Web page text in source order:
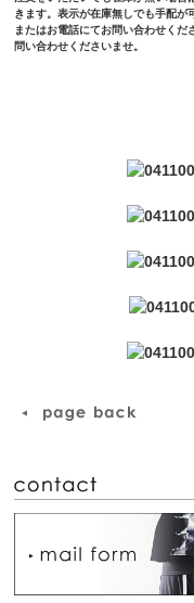
きます。表示が在庫無しでも手配が
またはお電話にてお問い合わせく
問い合わせくださいませ。